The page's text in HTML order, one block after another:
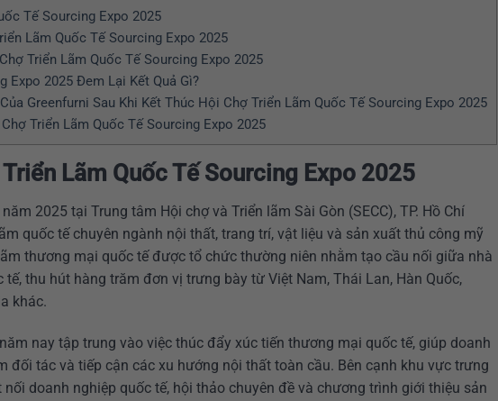
Tế Sourcing Expo 2025
Lãm Quốc Tế Sourcing Expo 2025
Triển Lãm Quốc Tế Sourcing Expo 2025
Expo 2025 Đem Lại Kết Quả Gì?
Greenfurni Sau Khi Kết Thúc Hội Chợ Triển Lãm Quốc Tế Sourcing Expo 2025
Triển Lãm Quốc Tế Sourcing Expo 2025
Lãm Quốc Tế Sourcing Expo 2025
2025 tại Trung tâm Hội chợ và Triển lãm Sài Gòn (SECC), TP. Hồ Chí
quốc tế chuyên ngành nội thất, trang trí, vật liệu và sản xuất thủ công mỹ
thương mại quốc tế được tổ chức thường niên nhằm tạo cầu nối giữa nhà
thu hút hàng trăm đơn vị trưng bày từ Việt Nam, Thái Lan, Hàn Quốc,
khác.
nay tập trung vào việc thúc đẩy xúc tiến thương mại quốc tế, giúp doanh
đối tác và tiếp cận các xu hướng nội thất toàn cầu. Bên cạnh khu vực trưng
doanh nghiệp quốc tế, hội thảo chuyên đề và chương trình giới thiệu sản